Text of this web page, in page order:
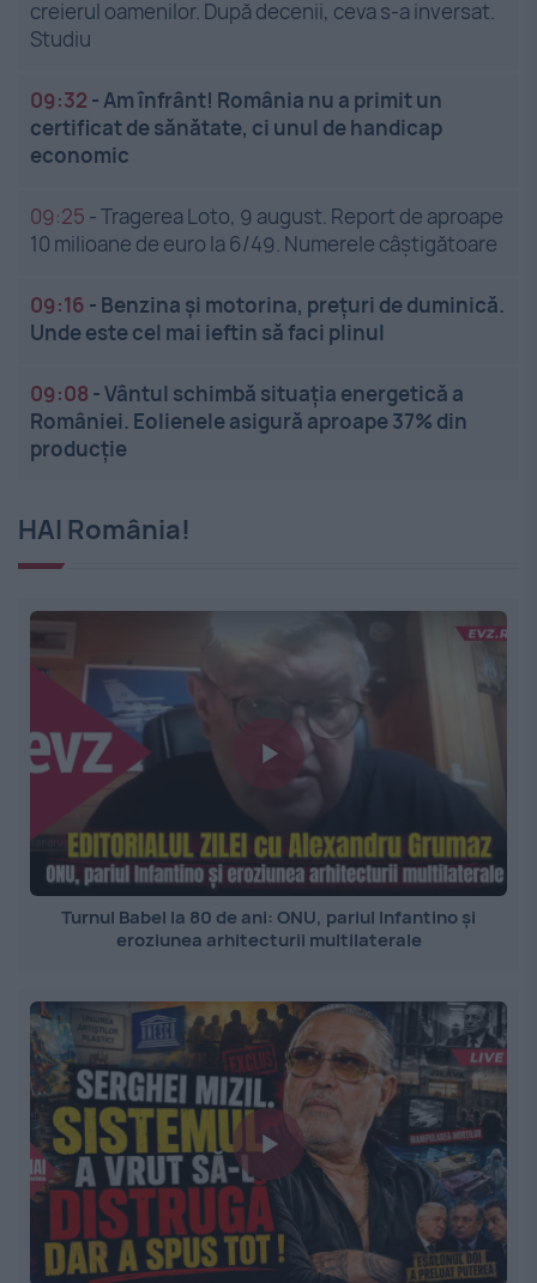
creierul oamenilor. După decenii, ceva s-a inversat.
Studiu
09:32 -Am înfrânt! România nu a primit un
certificat de sănătate, ci unul de handicap
economic
09:25 -Tragerea Loto, 9 august. Report de aproape
10 milioane de euro la 6/49. Numerele câștigătoare
09:16 - Benzina și motorina, prețuri de duminică.
Unde este cel mai ieftin să faci plinul
09:08 -Vântul schimbă situația energetică a
României. Eolienele asigură aproape 37% din
producție
HAI România!
Turnul Babel la 80 de ani: ONU, pariul Infantino și
eroziunea arhitecturii multilaterale